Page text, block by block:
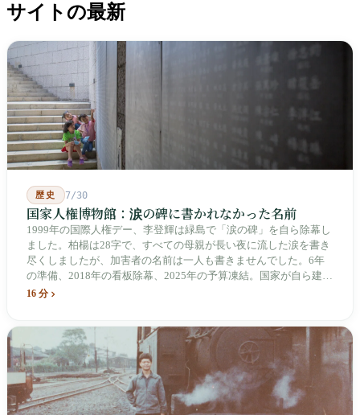
サイトの最新
歴史 7/30
国家人権博物館：涙の碑に書かれなかった名前
1999年の国際人権デー、李登輝は緑島で「涙の碑」を自ら除幕し
ました。柏楊は28字で、すべての母親が長い夜に流した涙を書き
尽くしましたが、加害者の名前は一人も書きませんでした。6年
の準備、2018年の看板除幕、2025年の予算凍結。国家が自ら建
て、自らが行ったことを記念する博物館です。しかし解厳から39
16 分